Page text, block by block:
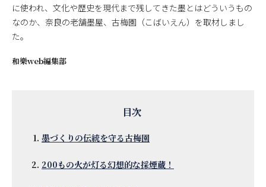
に使われ、文化や歴史を現代まで残してきた墨とはどういうもの
なのか、奈良の老舗墨屋、古梅園（こばいえん）を取材しまし
た。
和樂web編集部
墨づくりの伝統を守る古梅園
200もの火が灯る幻想的な採煙蔵！